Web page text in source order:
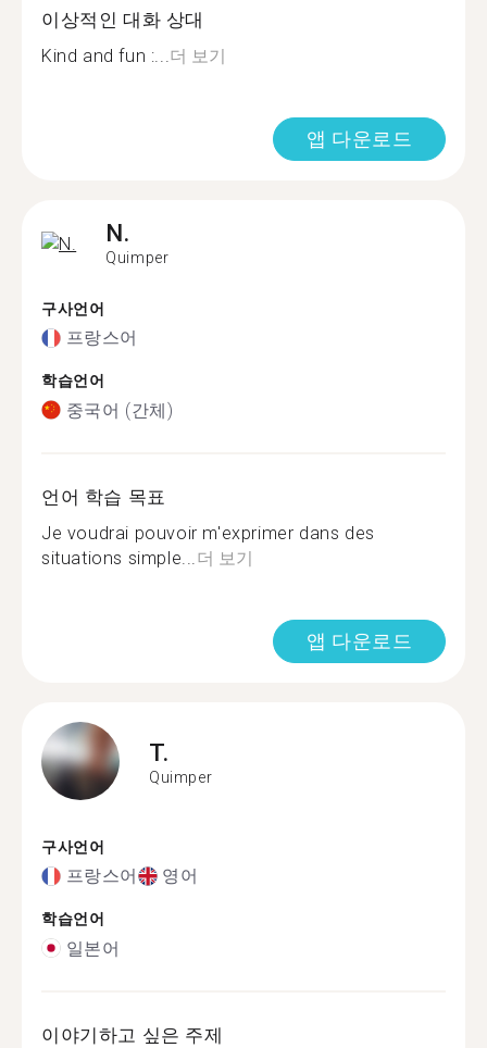
이상적인 대화 상대
Kind and fun :... 더 보기
앱 다운로드
N.
Quimper
구사언어
프랑스어
학습언어
중국어 (간체)
언어 학습 목표
Je voudrai pouvoir m'exprimer dans des
situations simple... 더 보기
앱 다운로드
T.
Quimper
구사언어
프랑스어 영어
학습언어
일본어
이야기하고 싶은 주제